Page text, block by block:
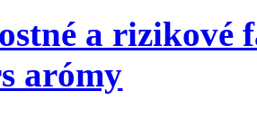
a
arómy